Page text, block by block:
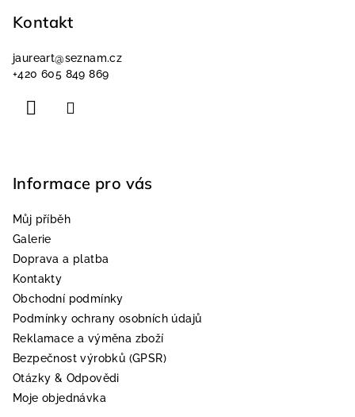
Kontakt
jaureart@seznam.cz
+420 605 849 869
Informace pro vás
Můj příběh
Galerie
Doprava a platba
Kontakty
Obchodní podmínky
Podmínky ochrany osobních údajů
Reklamace a výměna zboží
Bezpečnost výrobků (GPSR)
Otázky & Odpovědi
Moje objednávka